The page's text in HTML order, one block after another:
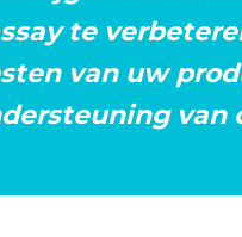
te
van uw